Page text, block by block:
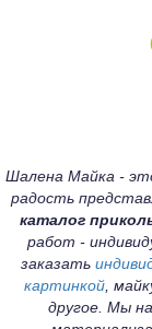
Шалена Майка -
радость
каталог
работ -
заказать
картинкой,
другое. Мы